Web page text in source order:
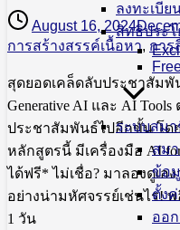
ลงทะเบีย
สิทธิประ
ระบบสม
สม
ข้อ
ตั้ง
ออ
August 16, 2024
การสร้างสรรค์เนื้อหา, การ
สุดยอดเคล็ดลับประชาสัมพั
Generative AI และ AI
ประชาสัมพันธ์ไปอีกขั้น โด
หลักสูตรนี้ มีเครื่องมือ AI
ได้ฟรี* ไม่เชื่อ? มาลองดูเอ
อย่างน่ามหัศจรรย์เช่นไร!
1 วัน